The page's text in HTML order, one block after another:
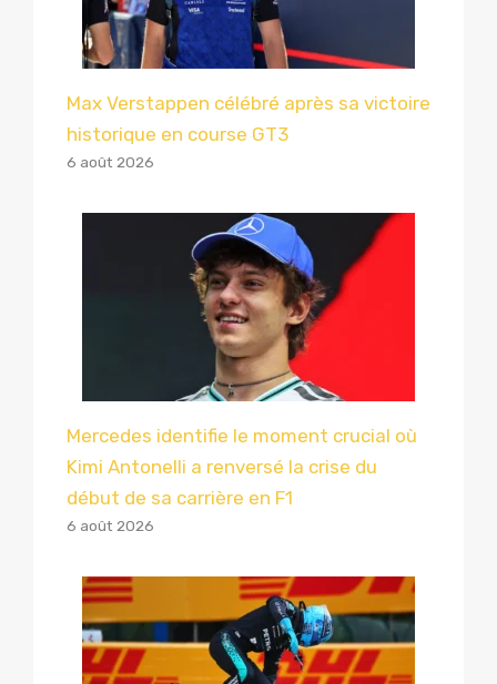
Max Verstappen célébré après sa victoire
historique en course GT3
6 août 2026
Mercedes identifie le moment crucial où
Kimi Antonelli a renversé la crise du
début de sa carrière en F1
6 août 2026